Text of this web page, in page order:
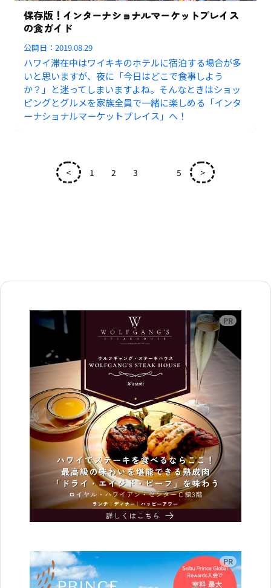
保存版！インターナショナルマーケットプレイス
の食ガイド
公開日：2019.08.29
ハワイ滞在中はワイキキのホテルに宿泊する場合が多
いと思いますが、夜に「今日はどこで食事しよう
か？」と迷ってしまいますよね。そんなときはショッ
ピングとグルメを家族全員で一緒に楽しめる「インタ
ーナショナルマーケットプレイス」へ！
< 1 2 3 5 >
広告
広告